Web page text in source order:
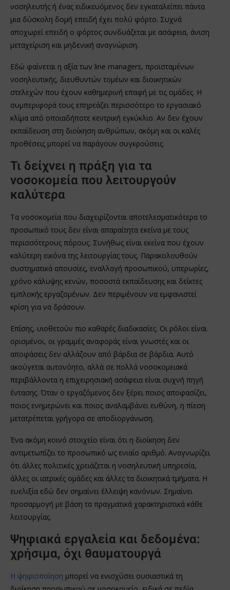
νοσηλευτής ή ένας ειδικευόμενος δεν εγκαταλείπει πάντα
μια δύσκολη δομή επειδή έχει πολύ φόρτο. Συχνά
αποχωρεί επειδή ο φόρτος συνδυάζεται με ασάφεια, άνιση
μεταχείριση και μηδενική αναγνώριση.
Εδώ φαίνεται η αξία των line managers, προϊσταμένων
νοσηλευτικής, διευθυντών τομέων και διοικητικών
στελεχών που έχουν καθημερινή επαφή με τις ομάδες. Η
συμπεριφορά τους επηρεάζει περισσότερο το εργασιακό
κλίμα από οποιαδήποτε κεντρική εγκύκλιο. Αν δεν έχουν
εκπαίδευση στη διοίκηση ανθρώπων, ακόμη και οι καλές
προθέσεις μπορεί να παράγουν συγκρούσεις.
Τι δείχνει η πράξη για τα
νοσοκομεία που λειτουργούν
καλύτερα
Τα νοσοκομεία που διαχειρίζονται αποτελεσματικότερα το
προσωπικό τους δεν είναι απαραίτητα εκείνα με τους
περισσότερους πόρους. Συνήθως είναι εκείνα που έχουν
καλύτερη εικόνα της λειτουργίας τους. Παρακολουθούν
συστηματικά απουσίες, εναλλαγή προσωπικού, υπερωρίες,
χρόνο κάλυψης κενών, ποσοστά εκπαίδευσης και δείκτες
εμπλοκής εργαζομένων. Δεν περιμένουν να εμφανιστεί
κρίση για να δράσουν.
Επίσης, υιοθετούν πιο καθαρές διαδικασίες. Οι ρόλοι είναι
ορισμένοι, οι γραμμές αναφοράς είναι γνωστές και οι
αποφάσεις δεν αλλάζουν από βάρδια σε βάρδια. Αυτό
ακούγεται αυτονόητο, αλλά σε πολλά νοσοκομειακά
περιβάλλοντα η επιχειρησιακή ασάφεια είναι συχνή πηγή
έντασης. Όταν ο εργαζόμενος δεν ξέρει ποιος αποφασίζει,
ποιος ενημερώνει και ποιος αναλαμβάνει ευθύνη, η πίεση
μετατρέπεται γρήγορα σε αποδιοργάνωση.
Ένα ακόμη κοινό στοιχείο είναι ότι η διοίκηση δεν
αντιμετωπίζει το προσωπικό ως ενιαίο αριθμό. Αναγνωρίζει
ότι άλλες πολιτικές χρειάζεται η νοσηλευτική υπηρεσία,
άλλες οι ιατρικές ομάδες και άλλες τα διοικητικά τμήματα. Η
ευελιξία εδώ δεν σημαίνει έλλειψη κανόνων. Σημαίνει
προσαρμογή με βάση τα πραγματικά χαρακτηριστικά κάθε
λειτουργίας.
Ψηφιακά εργαλεία και δεδομένα:
χρήσιμα, όχι θαυματουργά
Η ψηφιοποίηση μπορεί να ενισχύσει ουσιαστικά τη